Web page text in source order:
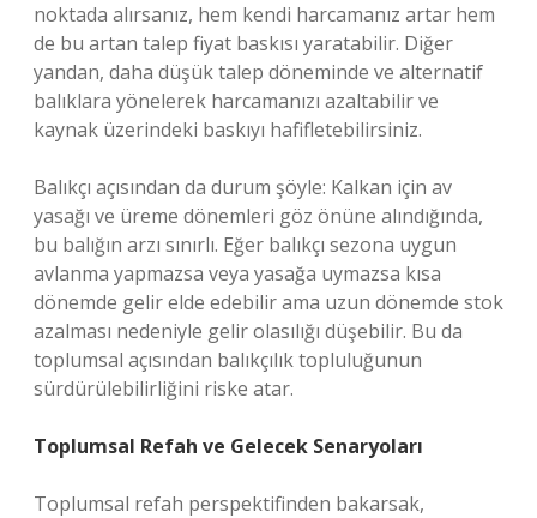
noktada alırsanız, hem kendi harcamanız artar hem
de bu artan talep fiyat baskısı yaratabilir. Diğer
yandan, daha düşük talep döneminde ve alternatif
balıklara yönelerek harcamanızı azaltabilir ve
kaynak üzerindeki baskıyı hafifletebilirsiniz.
Balıkçı açısından da durum şöyle: Kalkan için av
yasağı ve üreme dönemleri göz önüne alındığında,
bu balığın arzı sınırlı. Eğer balıkçı sezona uygun
avlanma yapmazsa veya yasağa uymazsa kısa
dönemde gelir elde edebilir ama uzun dönemde stok
azalması nedeniyle gelir olasılığı düşebilir. Bu da
toplumsal açısından balıkçılık topluluğunun
sürdürülebilirliğini riske atar.
Toplumsal Refah ve Gelecek Senaryoları
Toplumsal refah perspektifinden bakarsak,